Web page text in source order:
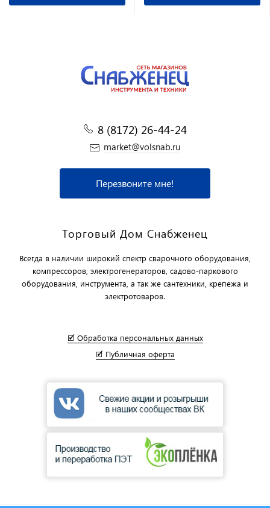
8 (8172) 26-44-24
market@volsnab.ru
Перезвоните мне!
Торговый Дом Снабженец
Всегда в наличии широкий спектр сварочного оборудования,
компрессоров, электрогенераторов, садово-паркового
оборудования, инструмента, а так же сантехники, крепежа и
электротоваров.
🗹 Обработка персональных данных
🗹 Публичная оферта